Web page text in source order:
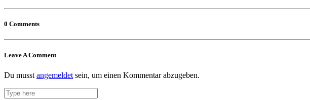
0 Comments
Leave A Comment
Du musst angemeldet sein, um einen Kommentar abzugeben.